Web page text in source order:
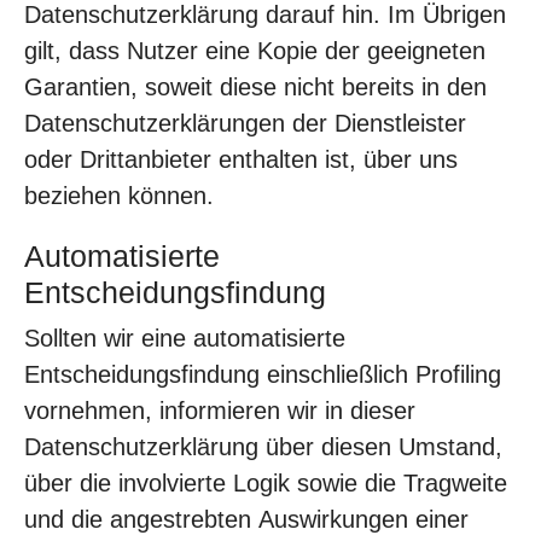
Datenschutzerklärung darauf hin. Im Übrigen
gilt, dass Nutzer eine Kopie der geeigneten
Garantien, soweit diese nicht bereits in den
Datenschutzerklärungen der Dienstleister
oder Drittanbieter enthalten ist, über uns
beziehen können.
Automatisierte
Entscheidungsfindung
Sollten wir eine automatisierte
Entscheidungsfindung einschließlich Profiling
vornehmen, informieren wir in dieser
Datenschutzerklärung über diesen Umstand,
über die involvierte Logik sowie die Tragweite
und die angestrebten Auswirkungen einer